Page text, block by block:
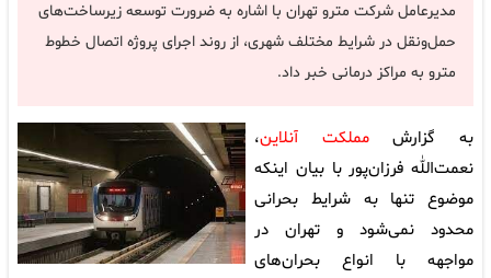
مدیرعامل شرکت مترو تهران با اشاره به ضرورت توسعه زیرساخت‌های
حمل‌ونقل در شرایط مختلف شهری، از روند اجرای پروژه اتصال خطوط
مترو به مراکز درمانی خبر داد.
به گزارشمملکت آنلاین،
نعمت‌الله فرزان‌پور با بیان اینکه
موضوع تنها به شرایط بحرانی
محدود نمی‌شود و تهران در
مواجهه با انواع بحران‌های